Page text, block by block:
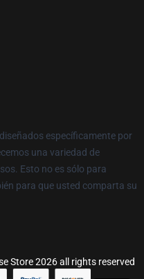
específicamente por
una variedad de
Esto no es sólo para
para que usted comparta su
Store 2026 all rights reserved